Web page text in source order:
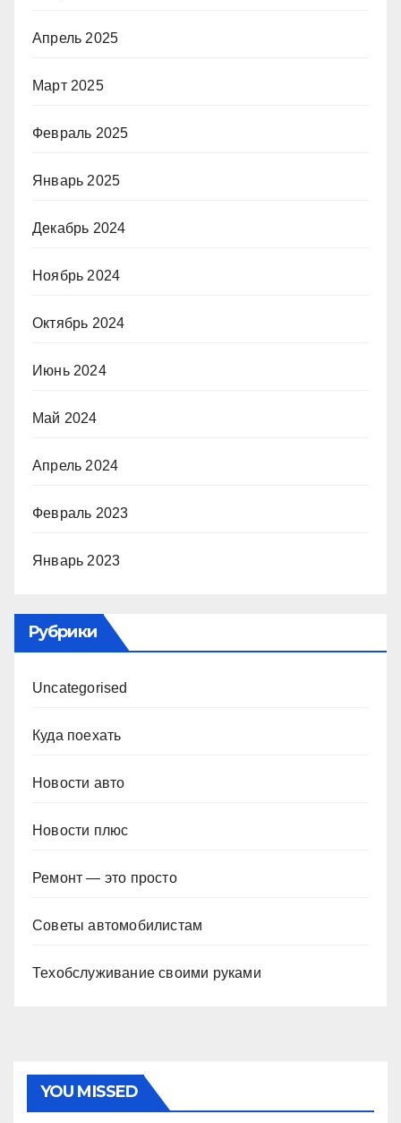
Апрель 2025
Март 2025
Февраль 2025
Январь 2025
Декабрь 2024
Ноябрь 2024
Октябрь 2024
Июнь 2024
Май 2024
Апрель 2024
Февраль 2023
Январь 2023
Рубрики
Uncategorised
Куда поехать
Новости авто
Новости плюс
Ремонт — это просто
Советы автомобилистам
Техобслуживание своими руками
YOU MISSED